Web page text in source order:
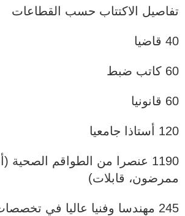
تفاصيل الاكتتاب حسب القطاعات
40 قاضيا
60 كاتب ضبط
60 قانونيا
120 أستاذا جامعيا
1190 عنصرا من الطواقم الصحية
ممرضون، قابلات)
245 مهندسا وفنيا عاليا في تخصصات مختلفة